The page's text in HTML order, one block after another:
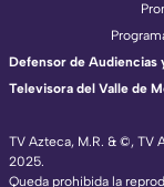
TV Azteca, M.R. & ©, TV
2025.
Queda prohibida la
Defensor de Audiencias
Televisora del Valle de